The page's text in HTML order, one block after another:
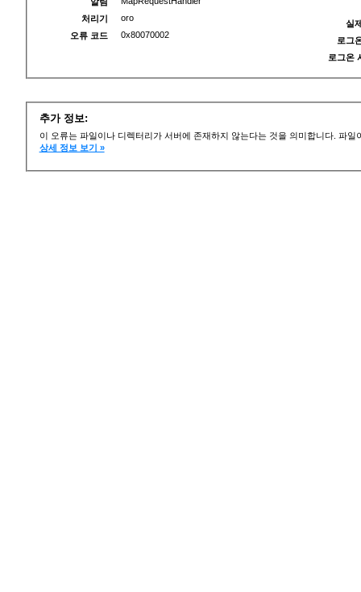
처리기
oro
오류 코드
0x80070002
실
로그
로그온
추가 정보:
이 오류는 파일이나 디렉터리가 서버에 존재하지 않는다는 것을 의미합니다. 파
상세 정보 보기 »